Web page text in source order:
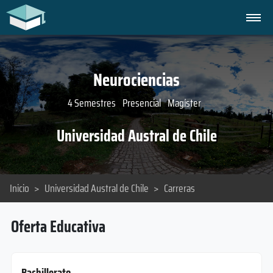
Neurociencias
4 Semestres Presencial Magíster
Universidad Austral de Chile
Inicio > Universidad Austral de Chile > Carreras
Oferta Educativa